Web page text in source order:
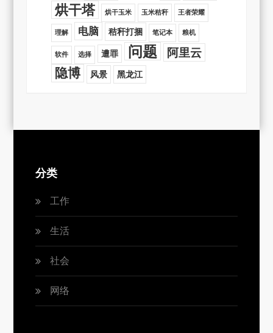
烘干塔 烘干玉米 玉米秸秆 王者荣耀
理解 电脑 秸秆打捆 笔记本 粮机
软件 选择 遭罪 问题 阿里云
隐博 风景 黑龙江
分类
工作
生活
社会
网络